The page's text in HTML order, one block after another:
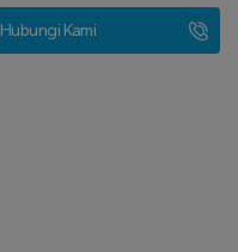
Hubungi Kami